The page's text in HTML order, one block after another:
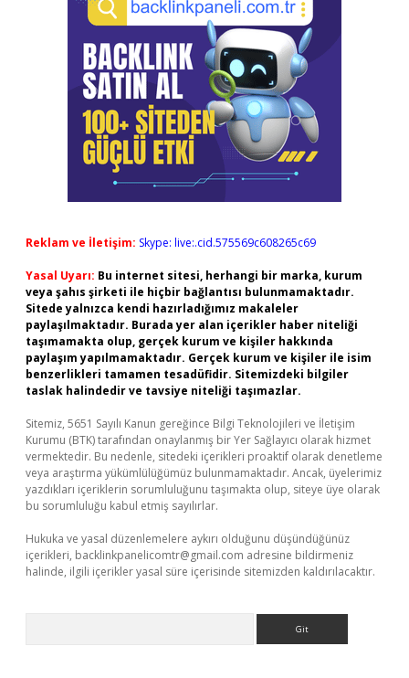
Reklam ve İletişim: Skype: live:.cid.575569c608265c69
Yasal Uyarı: Bu internet sitesi, herhangi bir marka, kurum
veya şahıs şirketi ile hiçbir bağlantısı bulunmamaktadır.
Sitede yalnızca kendi hazırladığımız makaleler
paylaşılmaktadır. Burada yer alan içerikler haber niteliği
taşımamakta olup, gerçek kurum ve kişiler hakkında
paylaşım yapılmamaktadır. Gerçek kurum ve kişiler ile isim
benzerlikleri tamamen tesadüfidir. Sitemizdeki bilgiler
taslak halindedir ve tavsiye niteliği taşımazlar.
Sitemiz, 5651 Sayılı Kanun gereğince Bilgi Teknolojileri ve İletişim
Kurumu (BTK) tarafından onaylanmış bir Yer Sağlayıcı olarak hizmet
vermektedir. Bu nedenle, sitedeki içerikleri proaktif olarak denetleme
veya araştırma yükümlülüğümüz bulunmamaktadır. Ancak, üyelerimiz
yazdıkları içeriklerin sorumluluğunu taşımakta olup, siteye üye olarak
bu sorumluluğu kabul etmiş sayılırlar.
Hukuka ve yasal düzenlemelere aykırı olduğunu düşündüğünüz
içerikleri, backlinkpanelicomtr@gmail.com adresine bildirmeniz
halinde, ilgili içerikler yasal süre içerisinde sitemizden kaldırılacaktır.